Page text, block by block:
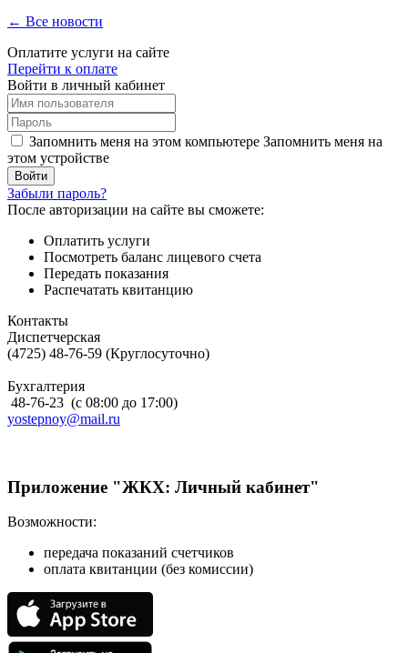
← Все новости
Оплатите услуги на сайте
Перейти к оплате
Войти в личный кабинет
Запомнить меня на этом компьютере Запомнить меня на
этом устройстве
Забыли пароль?
После авторизации на сайте вы сможете:
Оплатить услуги
Посмотреть баланс лицевого счета
Передать показания
Распечатать квитанцию
Контакты
Диспетчерская
(4725) 48-76-59 (Круглосуточно)
Бухгалтерия
48-76-23 (с 08:00 до 17:00)
yostepnoy@mail.ru
Приложение "ЖКХ: Личный кабинет"
Возможности:
передача показаний счетчиков
оплата квитанции (без комиссии)